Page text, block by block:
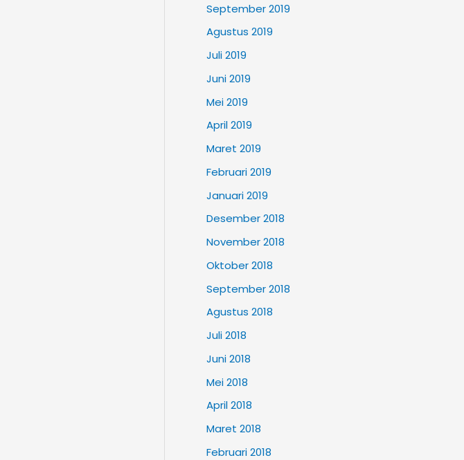
September 2019
Agustus 2019
Juli 2019
Juni 2019
Mei 2019
April 2019
Maret 2019
Februari 2019
Januari 2019
Desember 2018
November 2018
Oktober 2018
September 2018
Agustus 2018
Juli 2018
Juni 2018
Mei 2018
April 2018
Maret 2018
Februari 2018